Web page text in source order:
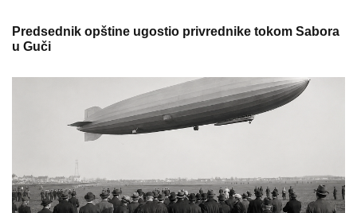
Predsednik opštine ugostio privrednike tokom Sabora
u Guči